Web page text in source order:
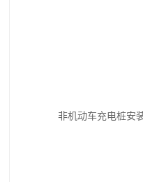
非机动车充电桩安